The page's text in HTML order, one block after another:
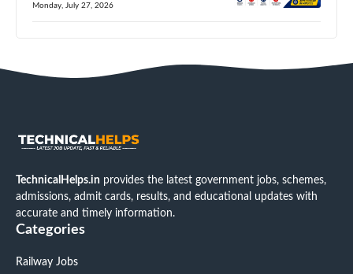
Monday, July 27, 2026
TechnicalHelps.in provides the latest government jobs, schemes,
admissions, admit cards, results, and educational updates with
accurate and timely information.
Categories
Railway Jobs